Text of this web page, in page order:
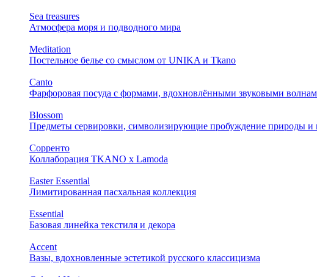
Sea treasures
Атмосфера моря и подводного мира
Meditation
Постельное белье со смыслом от UNIKA и Tkano
Canto
Фарфоровая посуда с формами, вдохновлёнными звуковыми
Blossom
Предметы сервировки, символизирующие пробуждение природы и
Сорренто
Коллаборация TKANO х Lamoda
Easter Essential
Лимитированная пасхальная коллекция
Essential
Базовая линейка текстиля и декора
Accent
Вазы, вдохновленные эстетикой русского классицизма